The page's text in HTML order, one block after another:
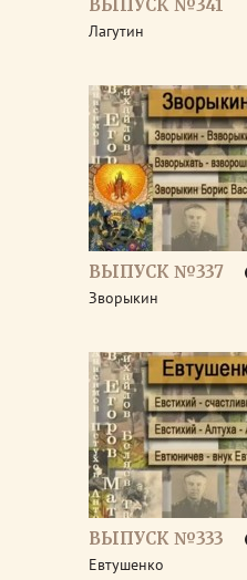
ВЫПУСК №341
Лагутин
ВЫПУСК №337
Зворыкин
ВЫПУСК №333
Евтушенко